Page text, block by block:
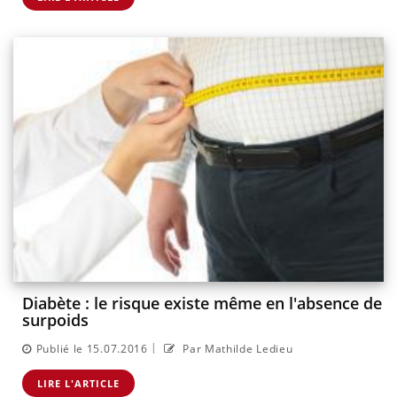
Diabète : le risque existe même en l'absence de
surpoids
Publié le 15.07.2016 | Par Mathilde Ledieu
LIRE L'ARTICLE